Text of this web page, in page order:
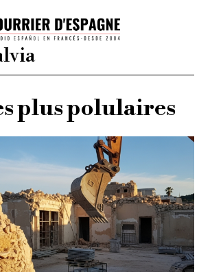
plus polulaires